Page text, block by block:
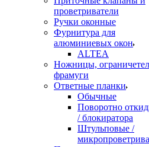
проветриватели
Ручки оконные
Фурнитура для
алюминиевых окон
ALTEA
Ножницы,
фрамуги
Ответные планки
Обычные
Поворотно
/ блокиратора
Штульповые /